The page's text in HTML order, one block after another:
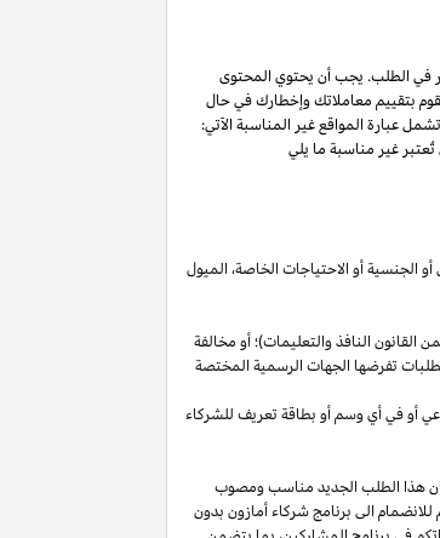
في الطلب. يجب أن يحتوي المحتوى
بتقييم معاملاتك وإخطارك في حال
عبارة المواقع غير المناسبة الآتي:
غير مناسبة ما يلي
أو الجنسية أو الاحتياجات الخاصة، الميول
النافذ والتعليمات)؛ أو مخالفة
تفرضها الجهات الرسمية المختصة
أو في أي وسم أو بطاقة تعريف للشركاء
هذا الطلب الجديد مناسب ومصوب
للانضمام الى برنامج شركاء أمازون بدون